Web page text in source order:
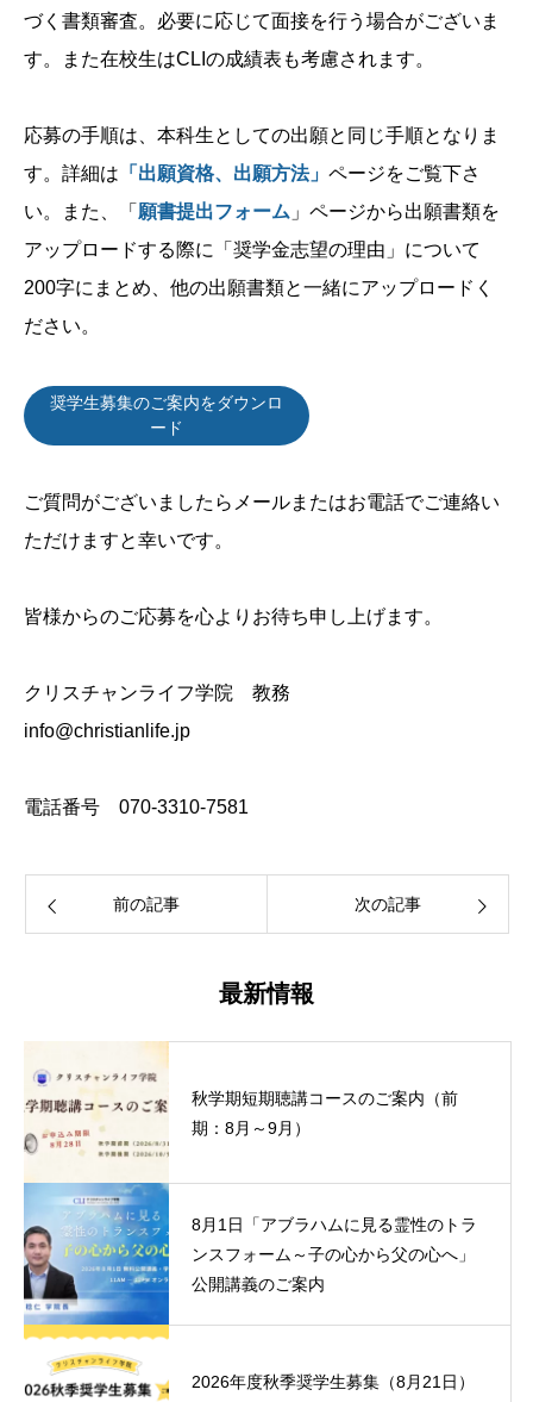
づく書類審査。必要に応じて面接を行う場合がございま
す。また在校生はCLIの成績表も考慮されます。
応募の手順は、本科生としての出願と同じ手順となりま
す。詳細は 「出願資格、出願方法」 ページをご覧下さ
い。また、「 願書提出フォーム 」ページから出願書類を
アップロードする際に「奨学金志望の理由」について
200字にまとめ、他の出願書類と一緒にアップロードく
ださい。
奨学生募集のご案内をダウンロ
ード
ご質問がございましたらメールまたはお電話でご連絡い
ただけますと幸いです。
皆様からのご応募を心よりお待ち申し上げます。
クリスチャンライフ学院 教務
info@christianlife.jp
電話番号 070-3310-7581
前の記事 次の記事
最新情報
秋学期短期聴講コースのご案内（前
期：8月～9月）
8月1日「アブラハムに見る霊性のトラ
ンスフォーム～子の心から父の心へ」
公開講義のご案内
2026年度秋季奨学生募集（8月21日）